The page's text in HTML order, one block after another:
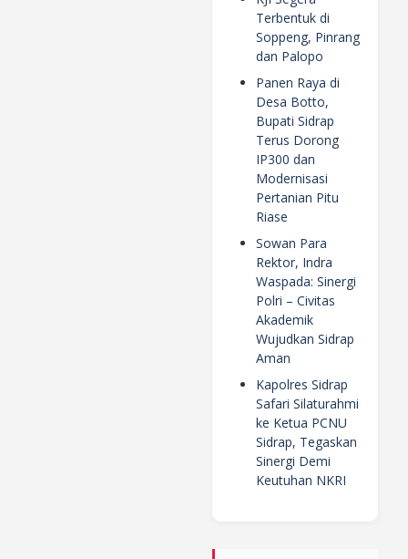
Terbentuk di
Soppeng, Pinrang
dan Palopo
Panen Raya di
Desa Botto,
Bupati Sidrap
Terus Dorong
IP300 dan
Modernisasi
Pertanian Pitu
Riase
Sowan Para
Rektor, Indra
Waspada: Sinergi
Polri – Civitas
Akademik
Wujudkan Sidrap
Aman
Kapolres Sidrap
Safari Silaturahmi
ke Ketua PCNU
Sidrap, Tegaskan
Sinergi Demi
Keutuhan NKRI